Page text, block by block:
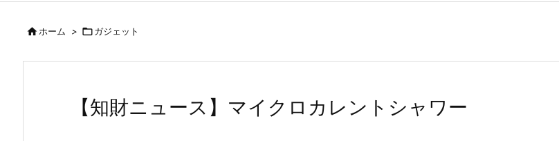
ホーム > ガジェット
【知財ニュース】マイクロカレントシャワー